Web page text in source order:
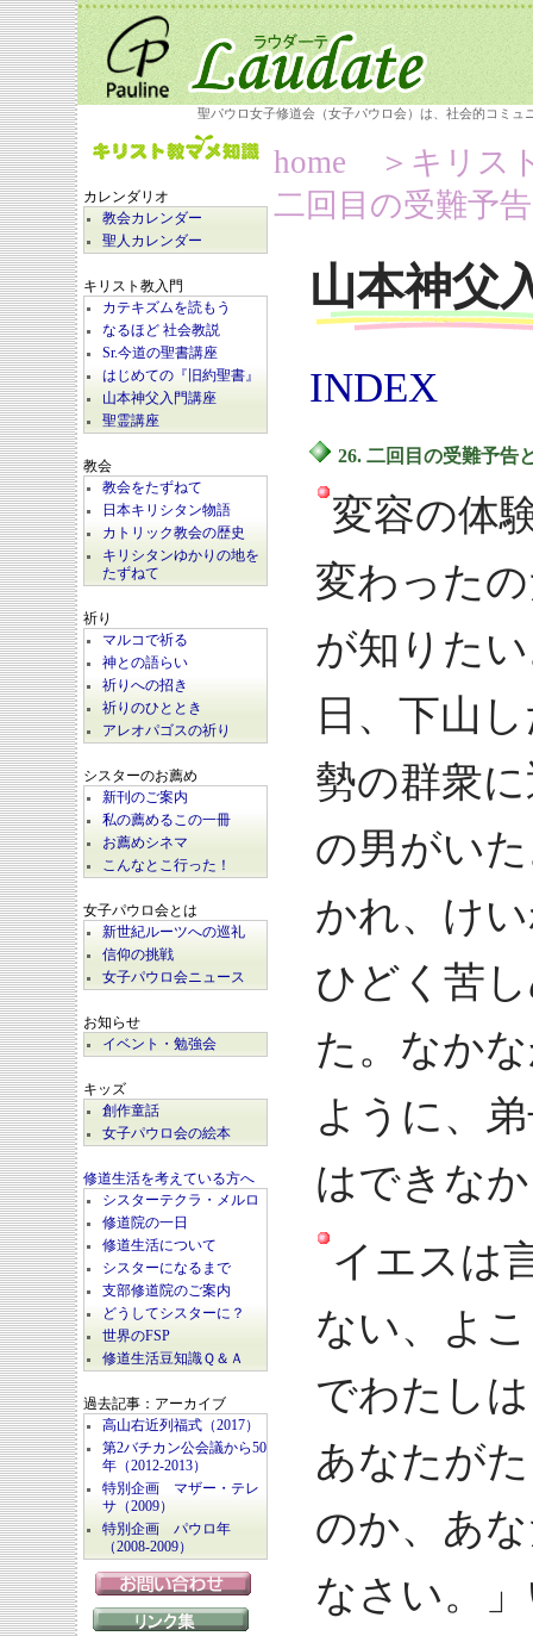
聖パウロ女子修道会（女子パウロ会）は、社会的コミ
カレンダリオ
教会カレンダー
聖人カレンダー
キリスト教入門
カテキズムを読もう
なるほど 社会教説
Sr.今道の聖書講座
はじめての『旧約聖書』
山本神父入門講座
聖霊講座
教会
教会をたずねて
日本キリシタン物語
カトリック教会の歴史
キリシタンゆかりの地を
たずねて
祈り
マルコで祈る
神との語らい
祈りへの招き
祈りのひととき
アレオパゴスの祈り
シスターのお薦め
新刊のご案内
私の薦めるこの一冊
お薦めシネマ
こんなとこ行った！
女子パウロ会とは
新世紀ルーツへの巡礼
信仰の挑戦
女子パウロ会ニュース
お知らせ
イベント・勉強会
キッズ
創作童話
女子パウロ会の絵本
修道生活を考えている方へ
シスターテクラ・メルロ
修道院の一日
修道生活について
シスターになるまで
支部修道院のご案内
どうしてシスターに？
世界のFSP
修道生活豆知識Ｑ＆Ａ
過去記事：アーカイブ
高山右近列福式（2017）
第2バチカン公会議から50
年（2012-2013）
特別企画 マザー・テレ
サ（2009）
特別企画 パウロ年
（2008-2009）
home ＞キリス
二回目の受難予
山本神父
INDEX
26. 二回目の受難予告
変容の体
変わった
が知りた
日、下山
勢の群衆
の男がい
かれ、け
ひどく苦
た。なか
ように、
はできな
イエスは
ない、よ
でわたし
あなたが
のか、あ
なさい。